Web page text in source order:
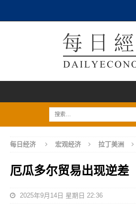
每日经济 宏观经济 拉丁美洲
厄瓜多尔贸易出现逆差
2025年9月14日 星期日 22:36